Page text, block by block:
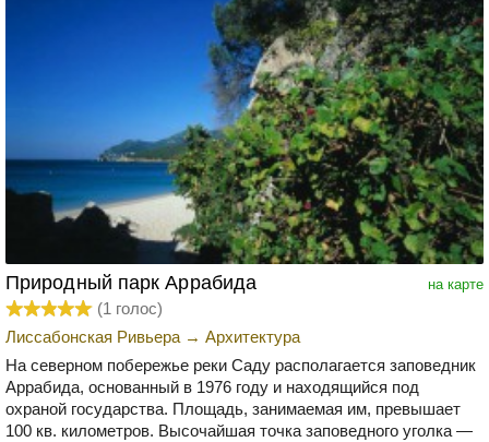
на карте
Природный парк Аррабида
(1 голос)
Лиссабонская Ривьера → Архитектура
На северном побережье реки Саду располагается заповедник
Аррабида, основанный в 1976 году и находящийся под
охраной государства. Площадь, занимаемая им, превышает
100 кв. километров. Высочайшая точка заповедного уголка —